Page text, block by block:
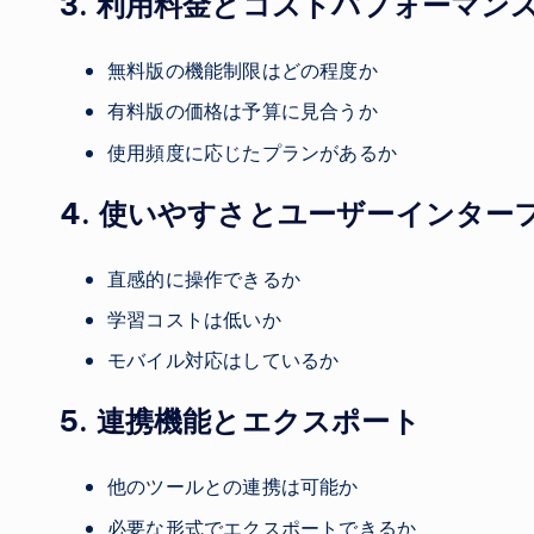
無料版の機能制限はどの程度か
有料版の価格は予算に見合うか
使用頻度に応じたプランがあるか
4. 使いやすさとユーザーインター
直感的に操作できるか
学習コストは低いか
モバイル対応はしているか
5. 連携機能とエクスポート
他のツールとの連携は可能か
必要な形式でエクスポートできるか